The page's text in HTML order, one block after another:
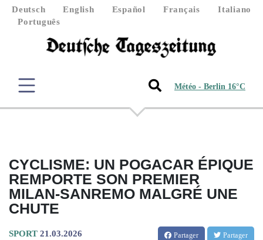
Deutsch English Español Français
Italiano
Português
Météo - Berlin 16°C
CYCLISME: UN POGACAR ÉPIQUE
REMPORTE SON PREMIER
MILAN-SANREMO MALGRÉ UNE
CHUTE
SPORT 21.03.2026 Partager Partager